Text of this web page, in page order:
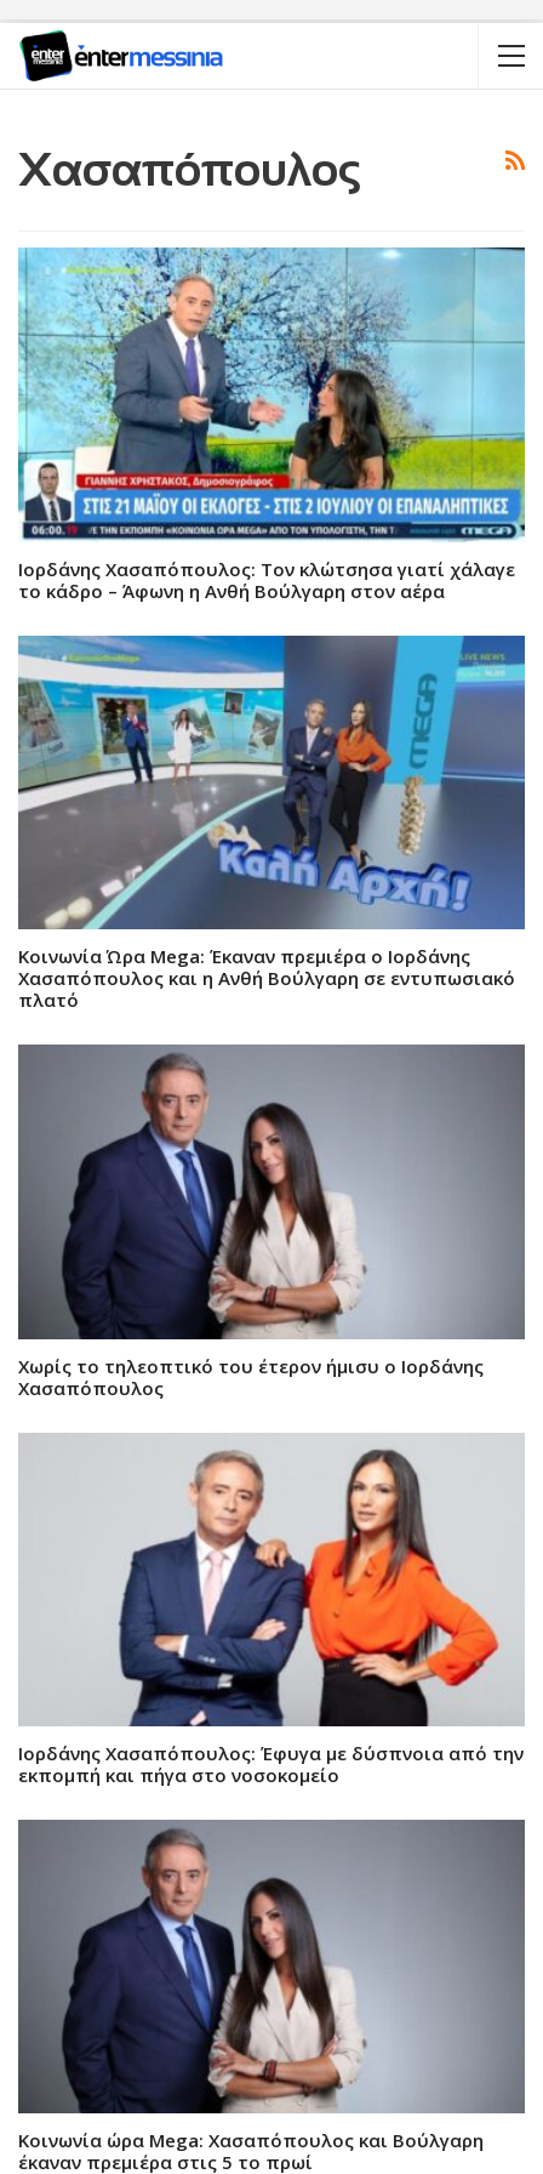
Χασαπόπουλος
Ιορδάνης Χασαπόπουλος: Τον κλώτσησα γιατί χάλαγε
το κάδρο – Άφωνη η Ανθή Βούλγαρη στον αέρα
Κοινωνία Ώρα Mega: Έκαναν πρεμιέρα ο Ιορδάνης
Χασαπόπουλος και η Ανθή Βούλγαρη σε εντυπωσιακό
πλατό
Χωρίς το τηλεοπτικό του έτερον ήμισυ ο Ιορδάνης
Χασαπόπουλος
Ιορδάνης Χασαπόπουλος: Έφυγα με δύσπνοια από την
εκπομπή και πήγα στο νοσοκομείο
Κοινωνία ώρα Mega: Χασαπόπουλος και Βούλγαρη
έκαναν πρεμιέρα στις 5 το πρωί